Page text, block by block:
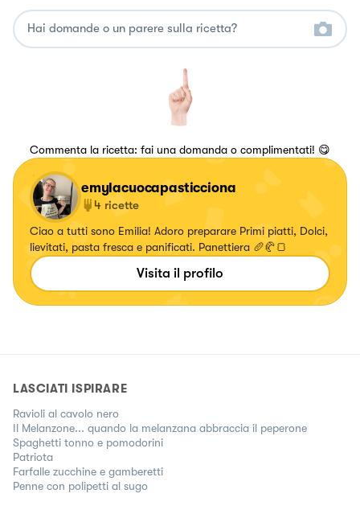
Commenta la ricetta: fai una domanda o complimentati! 😋
emylacuocapasticciona
4 ricette
Ciao a tutti sono Emilia! Adoro preparare Primi piatti, Dolci,
lievitati, pasta fresca e panificati. Panettiera 🥖🥐🍞
Visita il profilo
LASCIATI ISPIRARE
Ravioli al cavolo nero
Il Melanzone... quando la melanzana abbraccia il peperone
Spaghetti tonno e pomodorini
Patriota
Farfalle zucchine e gamberetti
Penne con polipetti al sugo